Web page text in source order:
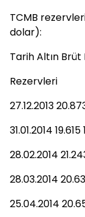
TCMB
dolar):
Tarih Altın
Rezervleri
27.12.2013
31.01.2014
28.02.2014
28.03.2014
25.04.2014